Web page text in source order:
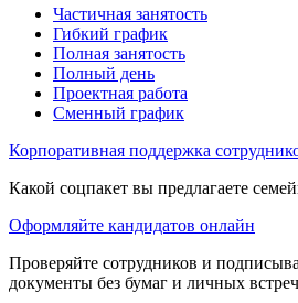
Частичная занятость
Гибкий график
Полная занятость
Полный день
Проектная работа
Сменный график
Корпоративная поддержка
Какой соцпакет вы предлагаете
Оформляйте кандидатов онлайн
Проверяйте сотрудников и
документы без бумаг и личных встреч